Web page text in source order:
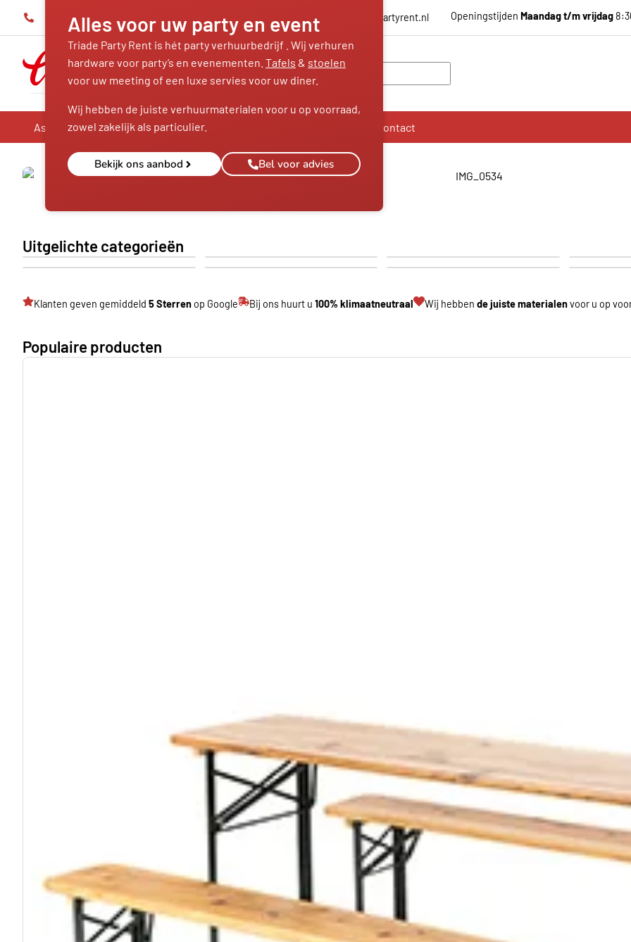
0346 555 975 Herenweg 64, unit 53, 3602 AR Maarssen info@triadepartyrent.nl Openingstijden Maandag t/m vrijdag
Assortiment Nieuw Sfeerimpressie Contact
Alles voor uw party en event
Triade Party Rent is hét party verhuurbedrijf . Wij verhuren
hardware voor party’s en evenementen. Tafels & stoelen
voor uw meeting of een luxe servies voor uw diner.
Wij hebben de juiste verhuurmaterialen voor u op voorraad,
zowel zakelijk als particulier.
Bekijk ons aanbod Bel voor advies
Uitgelichte categorieën
Bestek
Servies
Klanten geven gemiddeld 5 Sterren op Google Bij ons huurt u 100% klimaatneutraal Wij hebben de juiste materialenvoor u op
Populaire producten